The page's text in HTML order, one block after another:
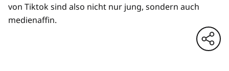
von Tiktok sind also nicht nur jung, sondern auch
medienaffin.